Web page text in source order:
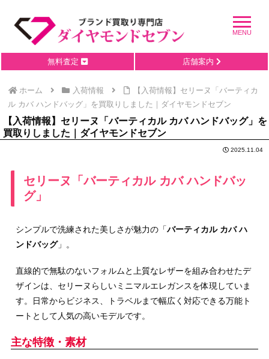
無料査定 店舗案内
ホーム 入荷情報
【入荷情報】セリーヌ「バーティカ
ル カバ ハンドバッグ」を買取りしました｜ダイヤモンドセブン
【入荷情報】セリーヌ「バーティカル カバ ハンドバッグ」を
買取りしました｜ダイヤモンドセブン
2025.11.04
セリーヌ「バーティカル カバ ハンドバッ
グ」
シンプルで洗練された美しさが魅力の「バーティカル カバ ハ
ンドバッグ」。
直線的で無駄のないフォルムと上質なレザーを組み合わせたデ
ザインは、セリーヌらしいミニマルエレガンスを体現していま
す。日常からビジネス、トラベルまで幅広く対応できる万能ト
ートとして人気の高いモデルです。
主な特徴・素材